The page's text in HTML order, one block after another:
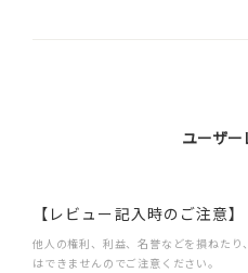
ユーザー
【レビュー記入時のご注意】
他人の権利、利益、名誉などを損ねた
はできませんのでご注意ください。